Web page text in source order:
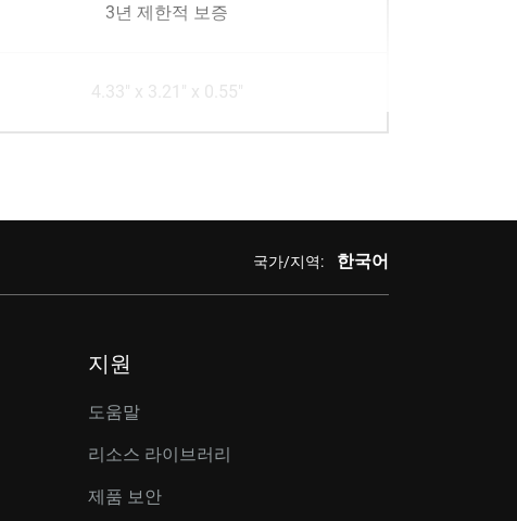
3년 제한적 보증
4.33" x 3.21" x 0.55"
국가/지역: 한국어
지원
도움말
리소스 라이브러리
제품 보안